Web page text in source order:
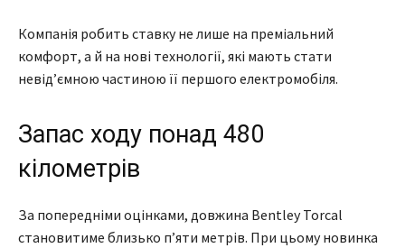
Компанія робить ставку не лише на преміальний
комфорт, а й на нові технології, які мають стати
невід’ємною частиною її першого електромобіля.
Запас ходу понад 480
кілометрів
За попередніми оцінками, довжина Bentley Torcal
становитиме близько п’яти метрів. При цьому новинка